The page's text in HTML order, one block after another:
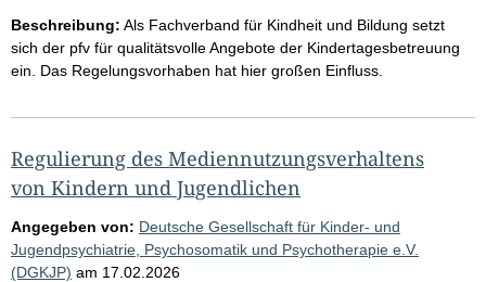
Beschreibung: Als Fachverband für Kindheit und Bildung setzt
sich der pfv für qualitätsvolle Angebote der Kindertagesbetreuung
ein. Das Regelungsvorhaben hat hier großen Einfluss.
Regulierung des Mediennutzungsverhaltens
von Kindern und Jugendlichen
Angegeben von: Deutsche Gesellschaft für Kinder- und
Jugendpsychiatrie, Psychosomatik und Psychotherapie e.V.
(DGKJP) am 17.02.2026